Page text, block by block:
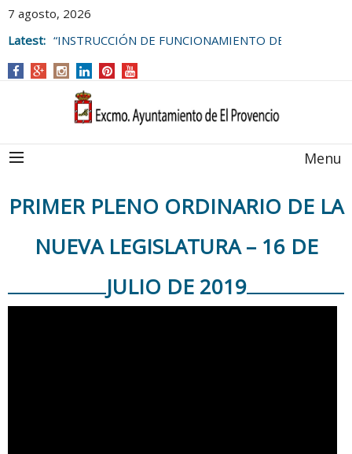
7 agosto, 2026
Latest: “INSTRUCCIÓN DE FUNCIONAMIENTO DE
AYUNTAMIENTO DE EL PROVENCIO
Menu
PRIMER PLENO ORDINARIO DE LA
NUEVA LEGISLATURA – 16 DE
JULIO DE 2019